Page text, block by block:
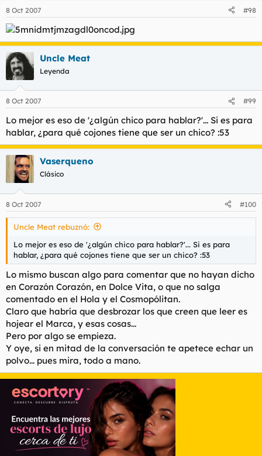
8 Oct 2007 #98
Uncle Meat
Leyenda
8 Oct 2007 #99
Lo mejor es eso de '¿algún chico para hablar?'... Si es para
hablar, ¿para qué cojones tiene que ser un chico? :53
Vaserqueno
Clásico
8 Oct 2007 #100
Uncle Meat rebuznó:
Lo mejor es eso de '¿algún chico para hablar?'... Si es para
hablar, ¿para qué cojones tiene que ser un chico? :53
Lo mismo buscan algo para comentar que no hayan dicho
en Corazón Corazón, en Dolce Vita, o que no salga
comentado en el Hola y el Cosmopólitan.
Claro que habría que desbrozar los que creen que leer es
hojear el Marca, y esas cosas...
Pero por algo se empieza.
Y oye, si en mitad de la conversación te apetece echar un
polvo... pues mira, todo a mano.